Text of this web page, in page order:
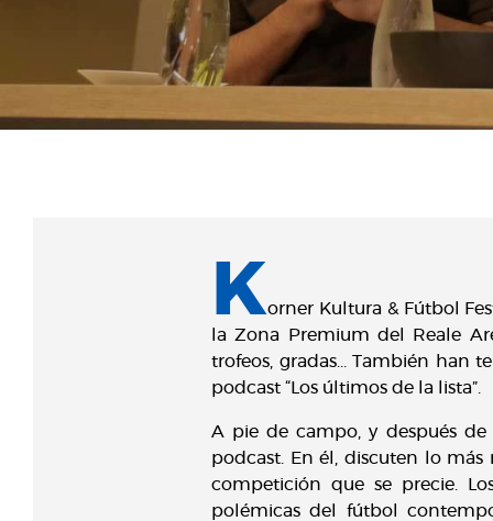
Korner Kultura & Fútbol
la Zona Premium del Reale
trofeos, gradas… También han
podcast “Los últimos de la lista”.
A pie de campo, y después
podcast. En él, discuten lo
competición que se precie.
polémicas del fútbol